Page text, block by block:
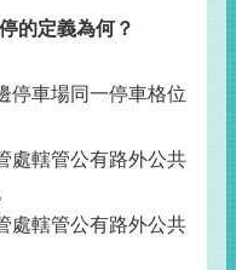
的定義為何？
停車場同一停車格位
處轄管公有路外公共
處轄管公有路外公共